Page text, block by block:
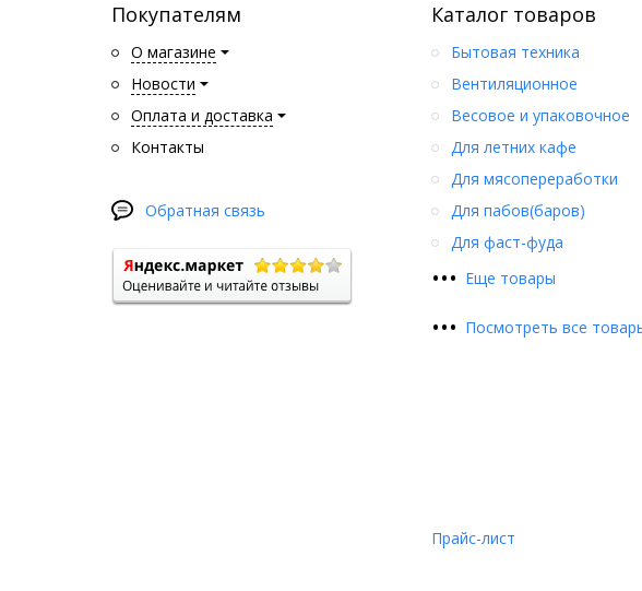
Покупателям
О магазине
Новости
Оплата и доставка
Контакты
Обратная связь
Каталог товаров
••• Еще товары
Бытовая техника
Вентиляционное
Весовое и упаковочное
Для летних кафе
Для мясопереработки
Для пабов(баров)
Для фаст-фуда
••• Посмотреть все
Прайс-лист